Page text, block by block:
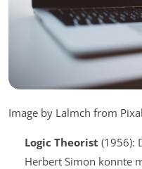
Image by Lalmch from
Logic Theorist (1956):
Herbert Simon konnte